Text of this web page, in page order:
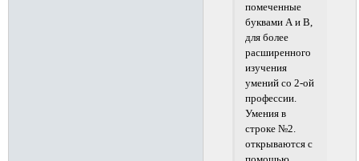
помеченные
буквами А и В,
для более
расширенного
изучения
умений со 2-ой
профессии.
Умения в
строке №2.
открываются с